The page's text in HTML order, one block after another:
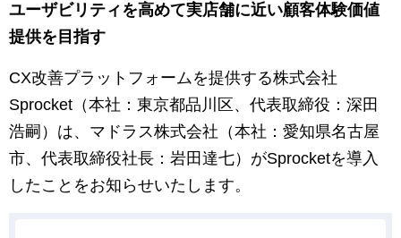
会社情報 トップ
セミナー・イベント
マーケティングお役立ち資料
ユーザビリティを高めて実店舗に近い顧客体験価値
提供を目指す
CX改善プラットフォームを提供する株式会社
Sprocket（本社：東京都品川区、代表取締役：深田
浩嗣）は、マドラス株式会社（本社：愛知県名古屋
市、代表取締役社長：岩田達七）がSprocketを導入
したことをお知らせいたします。